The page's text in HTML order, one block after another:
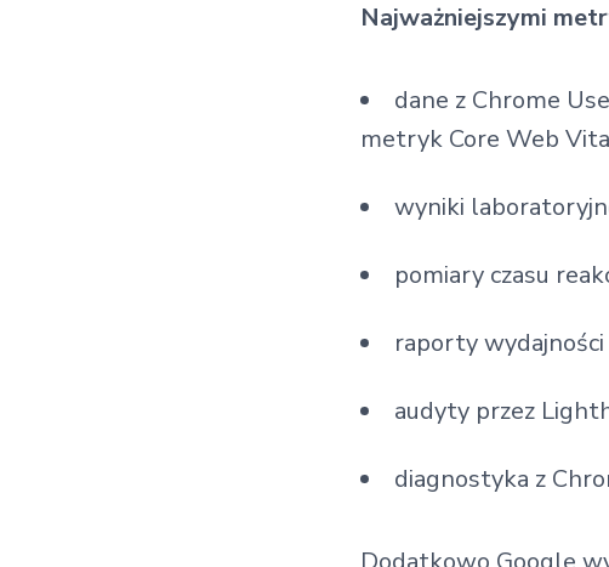
Najważniejszymi
dane z Chrome
metryk Core Web
wyniki
pomiary czasu
raporty wydajności
audyty przez
diagnostyka z